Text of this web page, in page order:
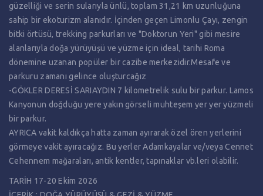
güzelliği ve serin sularıyla ünlü, toplam 31,21 km uzunluğuna
sahip bir ekoturizm alanıdır. İçinden geçen Limonlu Çayı, zengin
bitki örtüsü, trekking parkurları ve "Doktorun Yeri" gibi mesire
alanlarıyla doğa yürüyüşü ve yüzme için ideal, tarihi Roma
dönemine uzanan popüler bir cazibe merkezidir.Mesafe ve
parkuru zamanı gelince oluşturcağız
-GÖKLER DERESİ SARIAYDIN 7 kilometrelik sulu bir parkur. Lamos
Kanyonun doğduğu yere yakın görseli muhteşem yer yer yüzmeli
bir parkur.
AYRICA vakit kaldıkça hatta zaman ayırarak özel ören yerlerini
görmeye vakit ayıracağız. Bu yerler Adamkayalar ve/veya Cennet
Cehennem mağaraları, antik kentler, tapınaklar vb.leri olabilir.
TARİH 17-20 Ekim 2026